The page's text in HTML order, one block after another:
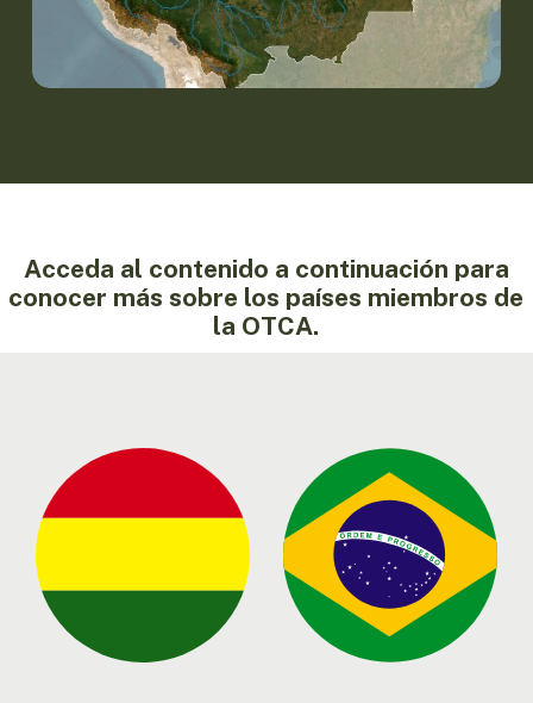
Acceda al contenido a continuación para
conocer más sobre los países miembros de
la OTCA.